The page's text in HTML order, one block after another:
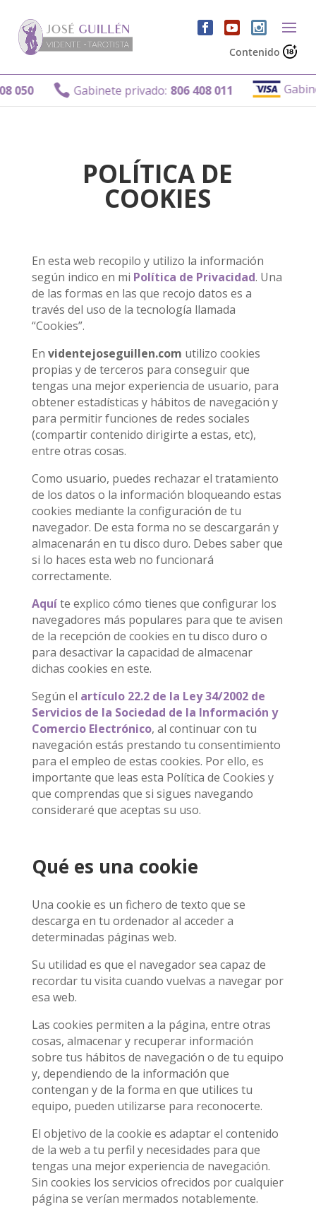
Contenido
 Gabinete privado: 806 408 011 Gabinete
POLÍTICA DE
COOKIES
En esta web recopilo y utilizo la información
según indico en mi Política de Privacidad. Una
de las formas en las que recojo datos es a
través del uso de la tecnología llamada
“Cookies”.
En videntejoseguillen.com utilizo cookies
propias y de terceros para conseguir que
tengas una mejor experiencia de usuario, para
obtener estadísticas y hábitos de navegación y
para permitir funciones de redes sociales
(compartir contenido dirigirte a estas, etc),
entre otras cosas.
Como usuario, puedes rechazar el tratamiento
de los datos o la información bloqueando estas
cookies mediante la configuración de tu
navegador. De esta forma no se descargarán y
almacenarán en tu disco duro. Debes saber que
si lo haces esta web no funcionará
correctamente.
Aquíte explico cómo tienes que configurar los
navegadores más populares para que te avisen
de la recepción de cookies en tu disco duro o
para desactivar la capacidad de almacenar
dichas cookies en este.
Según el artículo 22.2 de la Ley 34/2002 de
Servicios de la Sociedad de la Información y
Comercio Electrónico, al continuar con tu
navegación estás prestando tu consentimiento
para el empleo de estas cookies. Por ello, es
importante que leas esta Política de Cookies y
que comprendas que si sigues navegando
consideraré que aceptas su uso.
Qué es una cookie
Una cookie es un fichero de texto que se
descarga en tu ordenador al acceder a
determinadas páginas web.
Su utilidad es que el navegador sea capaz de
recordar tu visita cuando vuelvas a navegar por
esa web.
Las cookies permiten a la página, entre otras
cosas, almacenar y recuperar información
sobre tus hábitos de navegación o de tu equipo
y, dependiendo de la información que
contengan y de la forma en que utilices tu
equipo, pueden utilizarse para reconocerte.
El objetivo de la cookie es adaptar el contenido
de la web a tu perfil y necesidades para que
tengas una mejor experiencia de navegación.
Sin cookies los servicios ofrecidos por cualquier
página se verían mermados notablemente.